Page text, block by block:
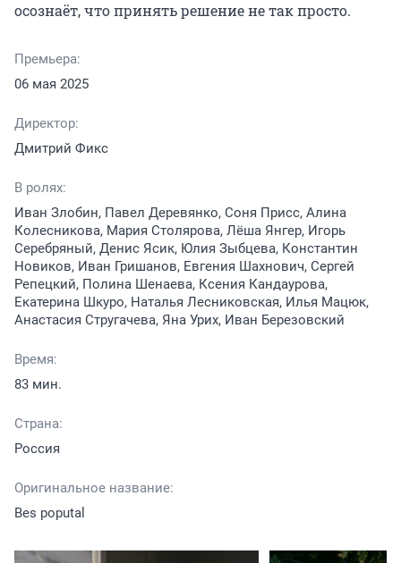
осознаёт, что принять решение не так просто.
Премьера:
06 мая 2025
Директор:
Дмитрий Фикс
В ролях:
Иван Злобин, Павел Деревянко, Соня Присс, Алина
Колесникова, Мария Столярова, Лёша Янгер, Игорь
Серебряный, Денис Ясик, Юлия Зыбцева, Константин
Новиков, Иван Гришанов, Евгения Шахнович, Сергей
Репецкий, Полина Шенаева, Ксения Кандаурова,
Екатерина Шкуро, Наталья Лесниковская, Илья Мацюк,
Анастасия Стругачева, Яна Урих, Иван Березовский
Время:
83 мин.
Страна:
Россия
Оригинальное название:
Bes poputal